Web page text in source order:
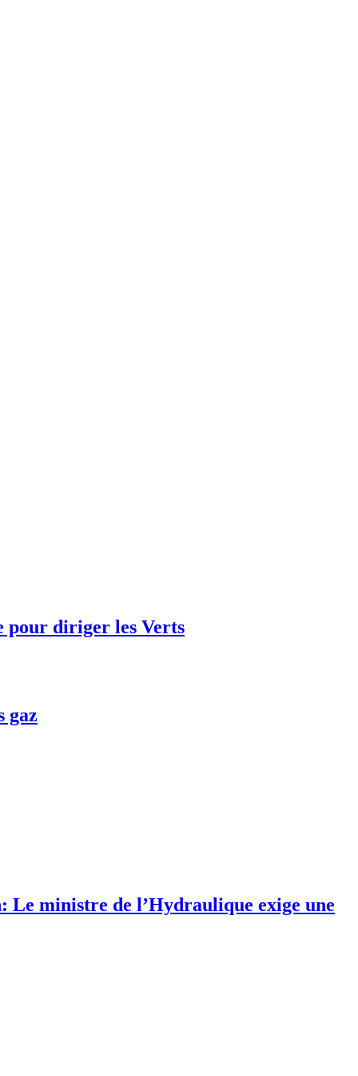
pour diriger les Verts
gaz
Le ministre de l’Hydraulique exige une